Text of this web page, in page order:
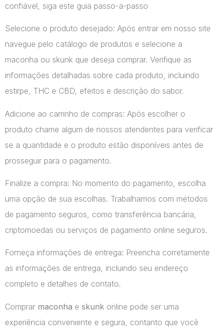
confiável, siga este guia passo-a-passo
Selecione o produto desejado: Após entrar em nosso site
navegue pelo catálogo de produtos e selecione a
maconha ou skunk que deseja comprar. Verifique as
informações detalhadas sobre cada produto, incluindo
estirpe, THC e CBD, efeitos e descrição do sabor.
Adicione ao carrinho de compras: Após escolher o
produto chame algum de nossos atendentes para verificar
se a quantidade e o produto estão disponíveis antes de
prosseguir para o pagamento.
Finalize a compra: No momento do pagamento, escolha
uma opção de sua escolhas. Trabalhamos com métodos
de pagamento seguros, como transferência bancária,
criptomoedas ou serviços de pagamento online seguros.
Forneça informações de entrega: Preencha corretamente
as informações de entrega, incluindo seu endereço
completo e detalhes de contato.
Comprar maconha e skunk online pode ser uma
experiência conveniente e segura, contanto que você